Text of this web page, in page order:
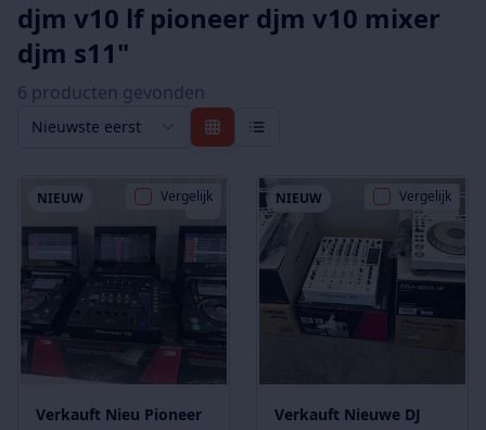
djm v10 lf pioneer djm v10 mixer
djm s11"
6 producten gevonden
Nieuwste eerst
NIEUW
Verkauft Nieu Pioneer
Vergelijk NIEUW
Verkauft Nieuwe DJ
Vergelijk